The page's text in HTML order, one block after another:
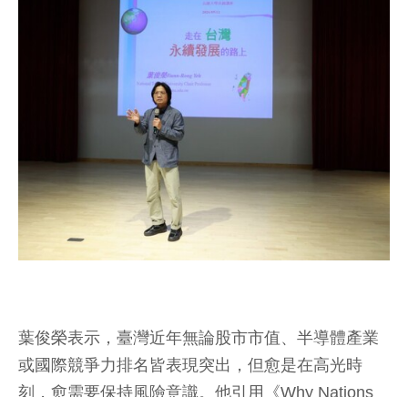
葉俊榮表示，臺灣近年無論股市市值、半導體產業
或國際競爭力排名皆表現突出，但愈是在高光時
刻，愈需要保持風險意識。他引用《Why Nations